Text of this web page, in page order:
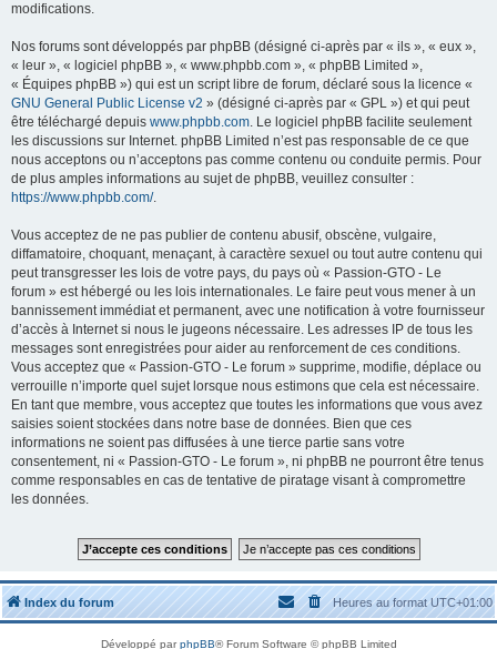
modifications.
Nos forums sont développés par phpBB (désigné ci-après par « ils », « eux »,
« leur », « logiciel phpBB », « www.phpbb.com », « phpBB Limited »,
« Équipes phpBB ») qui est un script libre de forum, déclaré sous la licence «
GNU General Public License v2 » (désigné ci-après par « GPL ») et qui peut
être téléchargé depuis www.phpbb.com. Le logiciel phpBB facilite seulement
les discussions sur Internet. phpBB Limited n’est pas responsable de ce que
nous acceptons ou n’acceptons pas comme contenu ou conduite permis. Pour
de plus amples informations au sujet de phpBB, veuillez consulter :
https://www.phpbb.com/.
Vous acceptez de ne pas publier de contenu abusif, obscène, vulgaire,
diffamatoire, choquant, menaçant, à caractère sexuel ou tout autre contenu qui
peut transgresser les lois de votre pays, du pays où « Passion-GTO - Le
forum » est hébergé ou les lois internationales. Le faire peut vous mener à un
bannissement immédiat et permanent, avec une notification à votre fournisseur
d’accès à Internet si nous le jugeons nécessaire. Les adresses IP de tous les
messages sont enregistrées pour aider au renforcement de ces conditions.
Vous acceptez que « Passion-GTO - Le forum » supprime, modifie, déplace ou
verrouille n’importe quel sujet lorsque nous estimons que cela est nécessaire.
En tant que membre, vous acceptez que toutes les informations que vous avez
saisies soient stockées dans notre base de données. Bien que ces
informations ne soient pas diffusées à une tierce partie sans votre
consentement, ni « Passion-GTO - Le forum », ni phpBB ne pourront être tenus
comme responsables en cas de tentative de piratage visant à compromettre
les données.
Index du forum Heures au formatUTC+01:00
Développé parphpBB® Forum Software © phpBB Limited